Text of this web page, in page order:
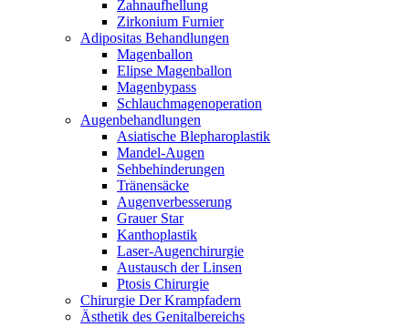
Zahnaufhellung
Zirkonium Furnier
Adipositas Behandlungen
Magenballon
Elipse Magenballon
Magenbypass
Schlauchmagenoperation
Augenbehandlungen
Asiatische Blepharoplastik
Mandel-Augen
Sehbehinderungen
Tränensäcke
Augenverbesserung
Grauer Star
Kanthoplastik
Laser-Augenchirurgie
Austausch der Linsen
Ptosis Chirurgie
Chirurgie Der Krampfadern
Ästhetik des Genitalbereichs